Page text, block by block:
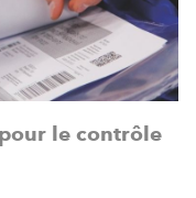
pour le contrôle